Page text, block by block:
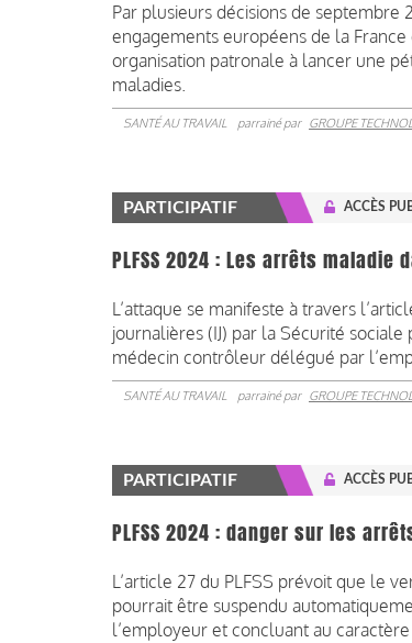
Par plusieurs décisions de septembre
engagements européens de la
organisation patronale à lancer une
maladies.
SANTÉ AU TRAVAIL parrainé par GROUPE
PARTICIPATIF ACCÈS
PLFSS 2024 : Les arrêts maladie
L’attaque se manifeste à travers
journalières (IJ) par la Sécurité
médecin contrôleur délégué par
SANTÉ AU TRAVAIL parrainé par GROUPE
PARTICIPATIF ACCÈS
PLFSS 2024 : danger sur les
L’article 27 du PLFSS prévoit que le
pourrait être suspendu
l’employeur et concluant au